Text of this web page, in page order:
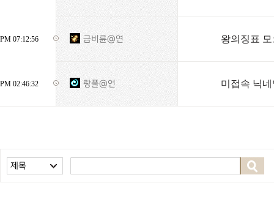
PM 07:12:56 금비륜@연 왕의징표
PM 02:46:32 랑풀@연 미접속 닉
제목